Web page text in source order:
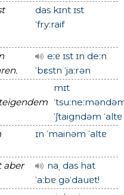
das kɪnt ɪst
ˈfryːraif
eːɐ ɪst ɪn deːn
ˈbεstn ˈjaːrən
mɪt
ˈʃtaigndəm ˈaltɐ
ɪn ˈmainəm ˈaltɐ
aber
naˌ das hat
ˈaːbɐ gəˈdauɐt!